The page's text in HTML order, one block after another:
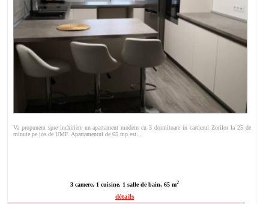
Va propunem spre inchiriere un apartament modern cu 3 dormitoare in cartierul Zorilor la 25 de
minute pe jos de UMF. Apartamentul de 65 mp est...
3 camere, 1 cuisine, 1 salle de bain, 65 m2
détails